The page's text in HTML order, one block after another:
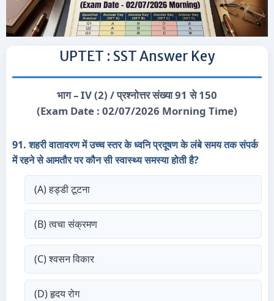
UPTET : SST Answer Key
भाग – IV (2) / प्रश्नोत्तर संख्या 91 से 150
(Exam Date : 02/07/2026 Morning Time)
91. शहरी वातावरण में उच्च स्तर के ध्वनि प्रदूषण के लंबे समय तक संपर्क
में रहने से आमतौर पर कौन सी स्वास्थ्य समस्या होती है?
(A) हड्डी टूटना
(B) त्वचा संक्रमण
(C) श्वसन विकार
(D) हृदय रोग